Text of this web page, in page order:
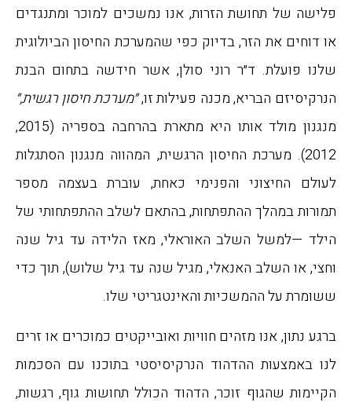
פלישה של תחושת הזרות, אנו נמשכים למוכר ומתנגדים
או דוחים את הזר, בדיוק כפי שהמערכת החיסון הביולוגית
שלנו פועלת. ד״ר רוני סולן, אשר חידשה בתחום הבנת
הנרקיסיזם הבריא, מכנה פעילות זו,״מערכתחיסון רגשית,״
מנגנון מולד אותו היא מתארת בהרחבה בספריה (2015,
2012). מערכת החיסון הרגשית, המהווה מנגנון הסתגלות
לעולם החיצוני והפנימי כאחת, עוברת בעצמה מספר
תמורות במהלך ההתפתחות, בהתאם לשלב ההתפתחותי של
הילד —למשל השלב האוראלי, מאז הלידה עד גיל שנה
וחצי, או השלב האנאלי, מגיל שנה עד גיל שלוש), תוך כדי
ששומרת על ההמשכיות והאינטגריטי שלו.
ברגע נתון, אנו מזהים חוויות ואובייקטים כמוכרים או זרים
לנו באמצעות ההדהוד הנרקיסיסטי בתוכנו עם הסכמות
הקיימות שהגוף זוכר, הדהוד הכולל תחושות גוף, רגשות,